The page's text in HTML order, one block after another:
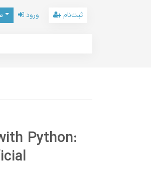
ورود ثبت‌نام
Python: